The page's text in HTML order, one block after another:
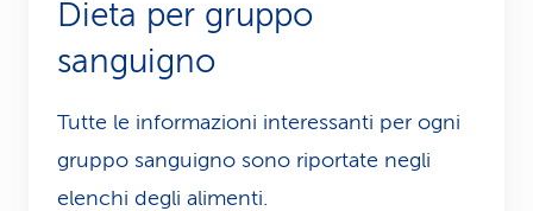
Dieta per gruppo
sanguigno
Tutte le informazioni interessanti per ogni
gruppo sanguigno sono riportate negli
elenchi degli alimenti.